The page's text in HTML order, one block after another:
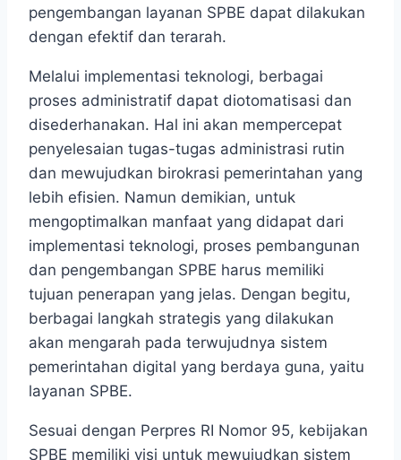
pengembangan layanan SPBE dapat dilakukan
dengan efektif dan terarah.
Melalui implementasi teknologi, berbagai
proses administratif dapat diotomatisasi dan
disederhanakan. Hal ini akan mempercepat
penyelesaian tugas-tugas administrasi rutin
dan mewujudkan birokrasi pemerintahan yang
lebih efisien. Namun demikian, untuk
mengoptimalkan manfaat yang didapat dari
implementasi teknologi, proses pembangunan
dan pengembangan SPBE harus memiliki
tujuan penerapan yang jelas. Dengan begitu,
berbagai langkah strategis yang dilakukan
akan mengarah pada terwujudnya sistem
pemerintahan digital yang berdaya guna, yaitu
layanan SPBE.
Sesuai dengan Perpres RI Nomor 95, kebijakan
SPBE memiliki visi untuk mewujudkan sistem